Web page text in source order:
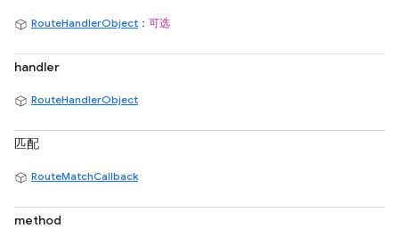
RouteHandlerObject ： 可选
handler
RouteHandlerObject
匹配
RouteMatchCallback
method